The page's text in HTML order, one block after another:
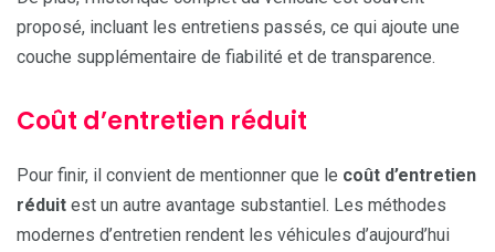
proposé, incluant les entretiens passés, ce qui ajoute une
couche supplémentaire de fiabilité et de transparence.
Coût d’entretien réduit
Pour finir, il convient de mentionner que le coût d’entretien
réduit est un autre avantage substantiel. Les méthodes
modernes d’entretien rendent les véhicules d’aujourd’hui